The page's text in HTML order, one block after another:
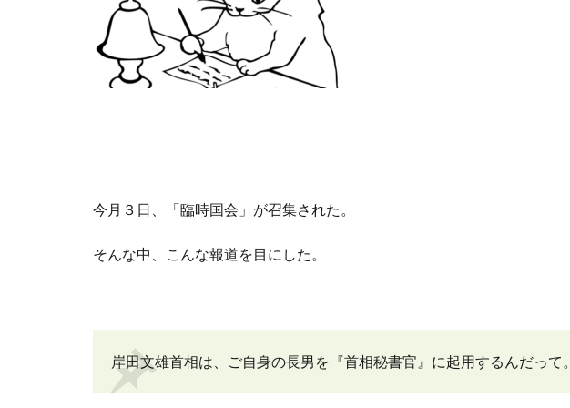
今月３日、「臨時国会」が召集された。
そんな中、こんな報道を目にした。
岸田文雄首相は、ご自身の長男を『首相秘書官』に起用するんだって。